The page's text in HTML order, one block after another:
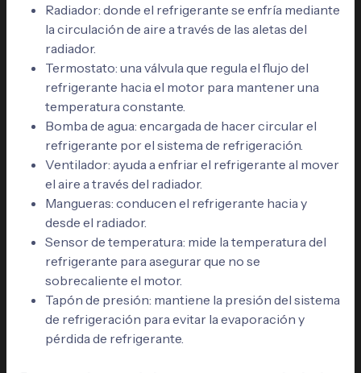
Radiador: donde el refrigerante se enfría mediante
la circulación de aire a través de las aletas del
radiador.
Termostato: una válvula que regula el flujo del
refrigerante hacia el motor para mantener una
temperatura constante.
Bomba de agua: encargada de hacer circular el
refrigerante por el sistema de refrigeración.
Ventilador: ayuda a enfriar el refrigerante al mover
el aire a través del radiador.
Mangueras: conducen el refrigerante hacia y
desde el radiador.
Sensor de temperatura: mide la temperatura del
refrigerante para asegurar que no se
sobrecaliente el motor.
Tapón de presión: mantiene la presión del sistema
de refrigeración para evitar la evaporación y
pérdida de refrigerante.